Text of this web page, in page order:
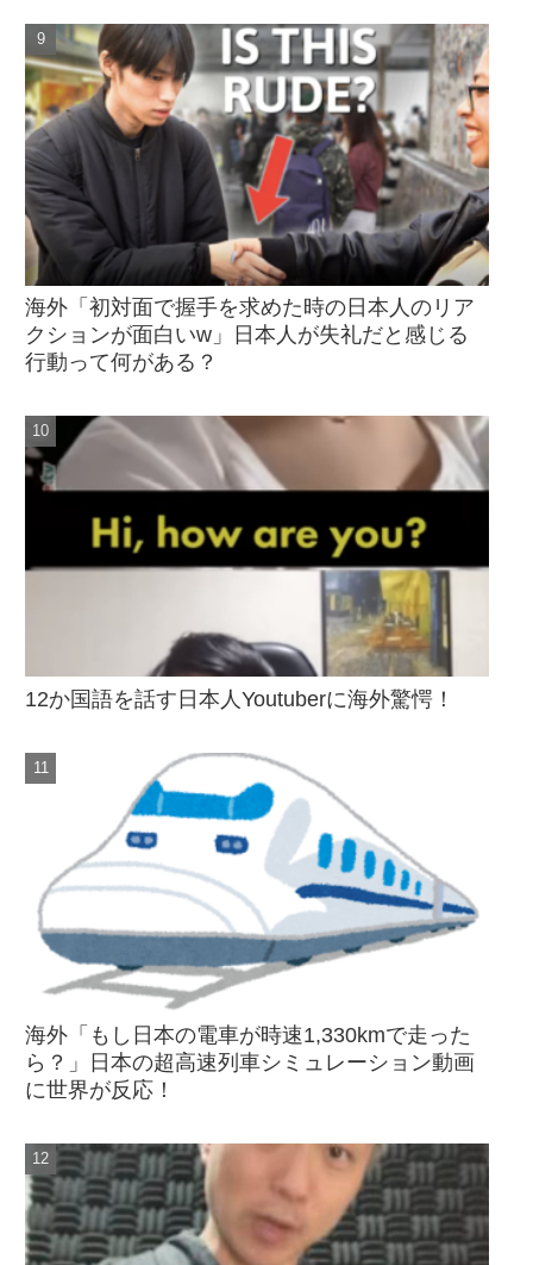
海外「初対面で握手を求めた時の日本人のリア
クションが面白いw」日本人が失礼だと感じる
行動って何がある？
12か国語を話す日本人Youtuberに海外驚愕！
海外「もし日本の電車が時速1,330kmで走った
ら？」日本の超高速列車シミュレーション動画
に世界が反応！